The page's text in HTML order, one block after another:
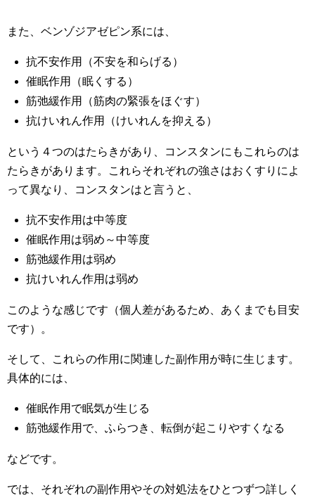
また、ベンゾジアゼピン系には、
抗不安作用（不安を和らげる）
催眠作用（眠くする）
筋弛緩作用（筋肉の緊張をほぐす）
抗けいれん作用（けいれんを抑える）
という４つのはたらきがあり、コンスタンにもこれらのは
たらきがあります。これらそれぞれの強さはおくすりによ
って異なり、コンスタンはと言うと、
抗不安作用は中等度
催眠作用は弱め～中等度
筋弛緩作用は弱め
抗けいれん作用は弱め
このような感じです（個人差があるため、あくまでも目安
です）。
そして、これらの作用に関連した副作用が時に生じます。
具体的には、
催眠作用で眠気が生じる
筋弛緩作用で、ふらつき、転倒が起こりやすくなる
などです。
では、それぞれの副作用やその対処法をひとつずつ詳しく